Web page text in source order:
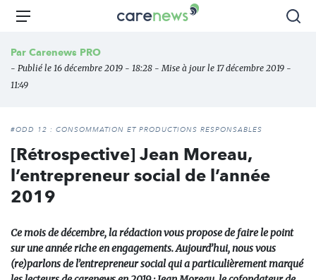
Aller
principal
Carenews,
des
Menu
Par Carenews PRO
- Publié le 16 décembre 2019 - 18:28 - Mise à jour le 17 décembre 2019 -
11:49
#ODD 12 : CONSOMMATION ET PRODUCTIONS RESPONSABLES
[Rétrospective] Jean Moreau,
l’entrepreneur social de l’année
2019
Ce mois de décembre, la rédaction vous propose de faire le point
sur une année riche en engagements. Aujourd’hui, nous vous
(re)parlons de l’entrepreneur social qui a particulièrement marqué